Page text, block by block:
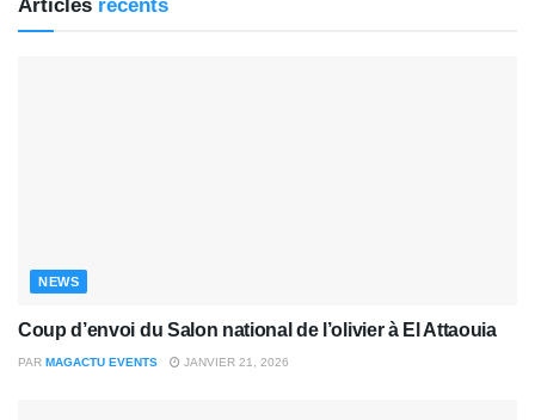
Articles récents
NEWS
Coup d’envoi du Salon national de l’olivier à El Attaouia
PAR MAGACTU EVENTS JANVIER 21, 2026